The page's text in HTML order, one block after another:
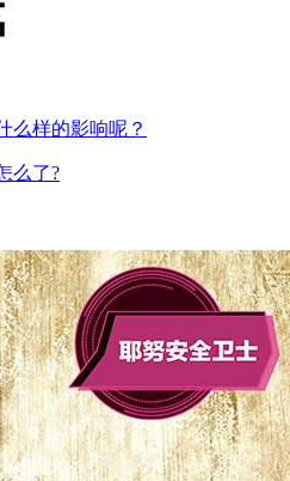
么样的影响呢？
么了?